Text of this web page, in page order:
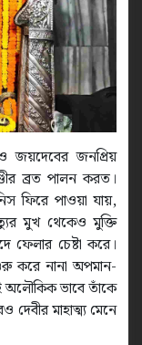
জয়দেবের জনপ্রিয়
ব্রত পালন করত।
ফিরে পাওয়া যায়,
মুখ থেকেও মুক্তি
ফেলার চেষ্টা করে।
করে নানা অপমান-
অলৌকিক ভাবে তাঁকে
দেবীর মাহাত্ম্য মেনে